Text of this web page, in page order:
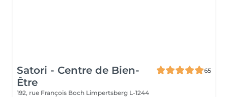
Satori - Centre de Bien-
Être
65
192, rue François Boch Limpertsberg L-1244